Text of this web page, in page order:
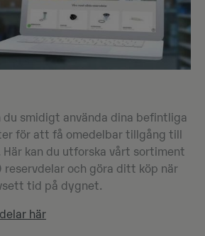
du smidigt använda dina befintliga
för att få omedelbar tillgång till
Här kan du utforska vårt sortiment
och göra ditt köp när
tid på dygnet.
här